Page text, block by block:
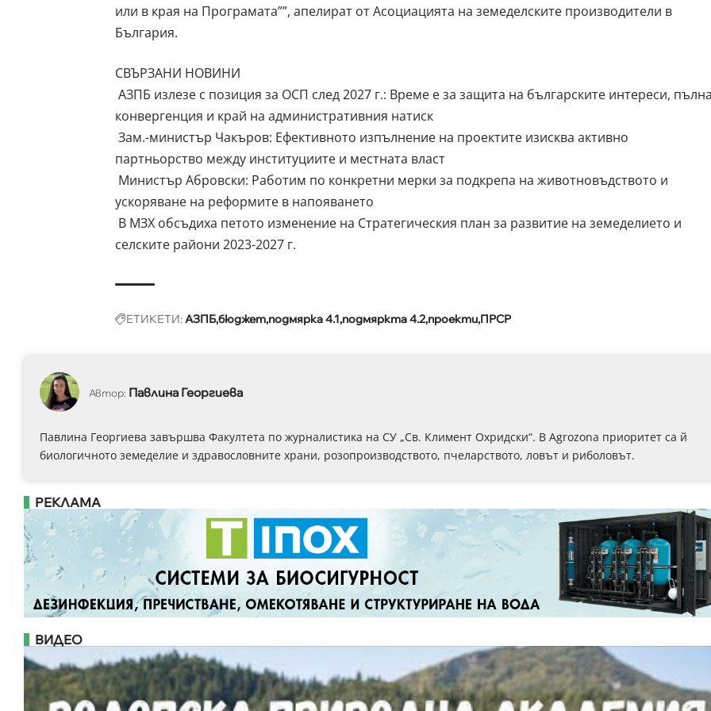
или в края на Програмата””, апелират от Асоциацията на земеделските производители в
България.
СВЪРЗАНИ НОВИНИ
АЗПБ излезе с позиция за ОСП след 2027 г.: Време е за защита на българските интереси,
конвергенция и край на административния натиск
Зам.-министър Чакъров: Ефективното изпълнение на проектите изисква активно
партньорство между институциите и местната власт
Министър Абровски: Работим по конкретни мерки за подкрепа на животновъдството и
ускоряване на реформите в напояването
В МЗХ обсъдиха петото изменение на Стратегическия план за развитие на земеделието и
селските райони 2023-2027 г.
ЕТИКЕТИ:АЗПБбюджетподмярка 4.1 подмяркта 4.2проектиПРСР
Автор: Павлина Георгиева
Павлина Георгиева завършва Факултета по журналистика на СУ „Св. Климент Охридски“. В Аgrozona приоритет са й
биологичното земеделие и здравословните храни, розопроизводството, пчеларството, ловът и риболовът.
РЕКЛАМА
ВИДЕО